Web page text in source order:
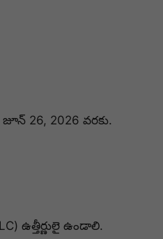
26, 2026 వరకు.
ఉత్తీర్ణులై ఉండాలి.